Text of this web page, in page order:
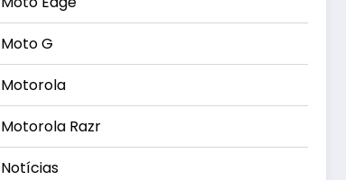
Moto G
Motorola
Motorola Razr
Notícias